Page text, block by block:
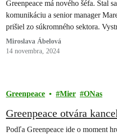
Greenpeace má nového šéfa. Stal
komunikáciu a senior manager
prišiel zo súkromného sektora.
Miroslava Ábelová
14 novembra, 2024
Greenpeace Mier ONas
Greenpeace otvára
Podľa Greenpeace ide o moment